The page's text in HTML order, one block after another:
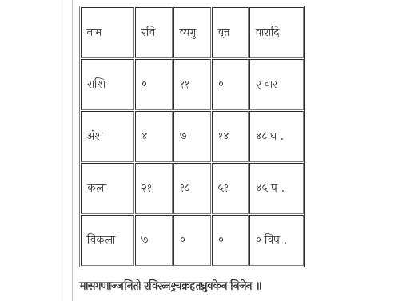
नाम रवि व्यगु वृत्त वारादि
राशि ० ११ ० २ वार
अंश ४ ७ १४ ४८ घ .
कला २१ १८ ५१ ४५ प .
विकला ७ ० ० ० विप .
मासगणाज्जनितो रविरूनश्र्चक्रहतध्रुवकेन निजेन ॥